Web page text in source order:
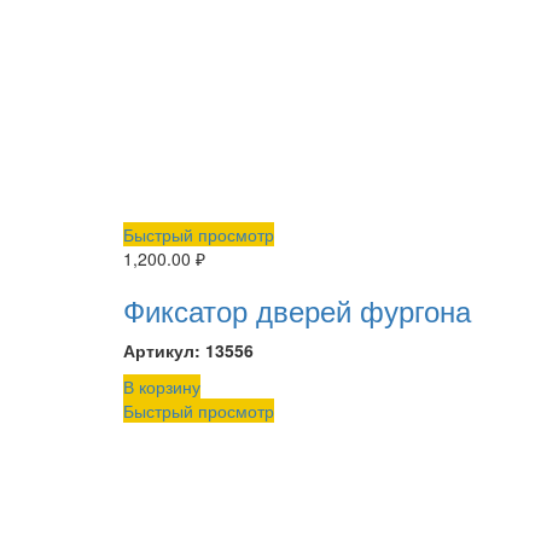
Быстрый просмотр
1,200.00 ₽
Фиксатор дверей фургона
Артикул: 13556
В корзину
Быстрый просмотр